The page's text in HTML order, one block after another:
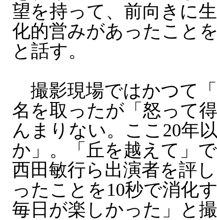
望を持って、前向きに
化的営みがあったこと
と話す。
撮影現場ではかつて
名を取ったが「怒って
んまりない。ここ20年
か」。「丘を越えて」
西田敏行ら出演者を評
ったことを10秒で消化
毎日が楽しかった」と